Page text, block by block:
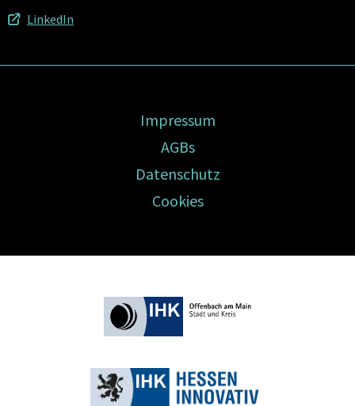
LinkedIn
Impressum
AGBs
Datenschutz
Cookies